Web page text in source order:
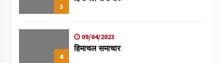
3
4
09/04/2023
हिमाचल समाचार